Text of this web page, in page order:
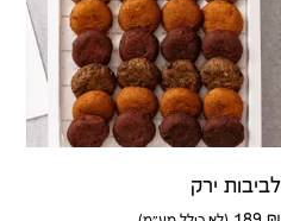
לביבות ירק